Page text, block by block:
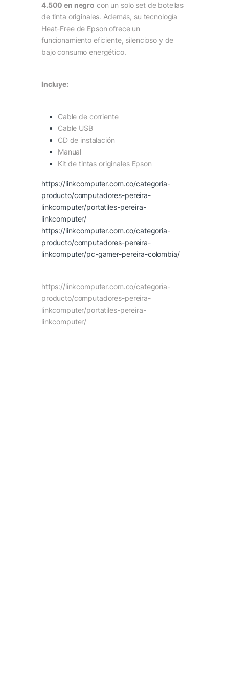
4.500 en negro con un solo set de botellas
de tinta originales. Además, su tecnología
Heat-Free de Epson ofrece un
funcionamiento eficiente, silencioso y de
bajo consumo energético.
Incluye:
Cable de corriente
Cable USB
CD de instalación
Manual
Kit de tintas originales Epson
https://linkcomputer.com.co/categoria-
producto/computadores-pereira-
linkcomputer/portatiles-pereira-
linkcomputer/
https://linkcomputer.com.co/categoria-
producto/computadores-pereira-
linkcomputer/pc-gamer-pereira-colombia/
https://linkcomputer.com.co/categoria-
producto/computadores-pereira-
linkcomputer/portatiles-pereira-
linkcomputer/